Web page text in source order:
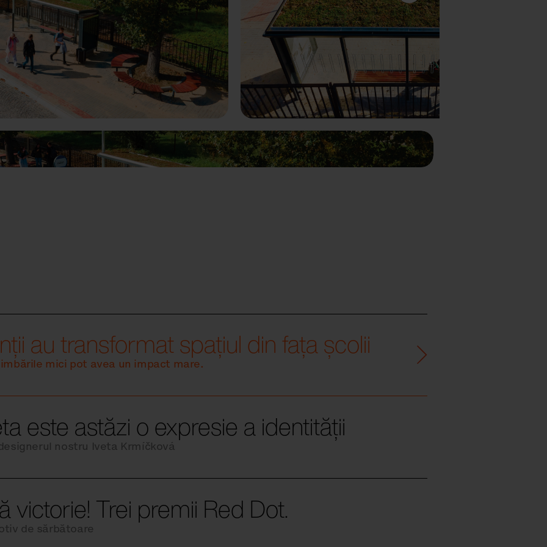
Următorul
au transformat spațiul din fața școlii
mici pot avea un impact mare.
este astăzi o expresie a identității
nostru Iveta Krmíčková
victorie! Trei premii Red Dot.
de sărbătoare